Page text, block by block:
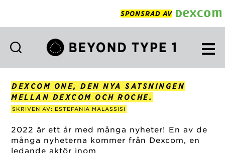
SPONSRAD AV
1
Swedish
DEXCOM ONE, DEN NYA SATSNINGEN
MELLAN DEXCOM OCH ROCHE.
SKRIVEN AV: ESTEFANIA MALASSISI
2022 är ett år med många nyheter! En av de
många nyheterna kommer från Dexcom, en
ledande aktör inom